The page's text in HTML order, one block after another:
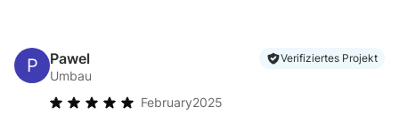
Pawel Verifiziertes Projekt
Umbau
February2025